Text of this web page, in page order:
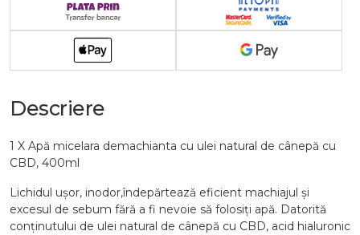
Descriere
1 X Apă micelara demachianta cu ulei natural de cânepă cu
CBD, 400ml
Lichidul ușor, inodor,îndepărtează eficient machiajul și
excesul de sebum fără a fi nevoie să folosiți apă. Datorită
conținutului de ulei natural de cânepă cu CBD, acid hialuronic